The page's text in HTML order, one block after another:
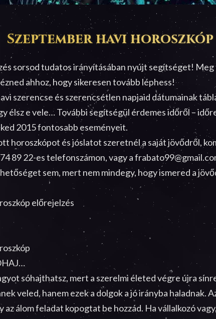
Szeptember havi
sorsod tudatos irányításában nyújt segítséget!
ahhoz, hogy sikeresen tovább léphess!
szerencse és szerencsétlen napjaid dátumainak
élsz e vele… További segítségül érdemes időről –
2015 fontosabb eseményeit.
horoszkópot és jóslatot szeretnél a saját jövődről,
89 22-es telefonszámon, vagy a
sem, mert nem mindegy, hogy ismered a
előrejelzés
sóhajthatsz, mert a szerelmi életed végre újra
veled, hanem ezek a dolgok a jó irányba
az álom feladat kopogtat be hozzád. Ha vállalkozó